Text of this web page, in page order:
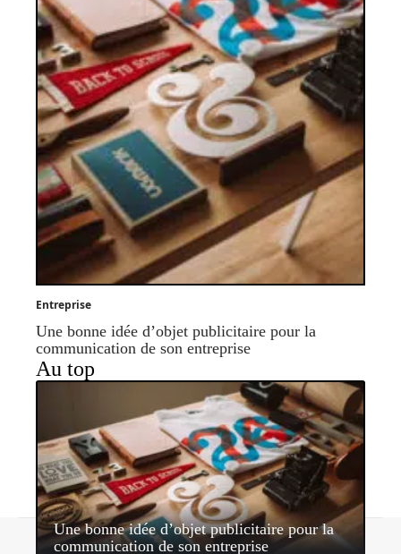
Entreprise
Une bonne idée d’objet publicitaire pour la
communication de son entreprise
Au top
Une bonne idée d’objet publicitaire pour la
communication de son entreprise
Contact Mentions légales Sitemap